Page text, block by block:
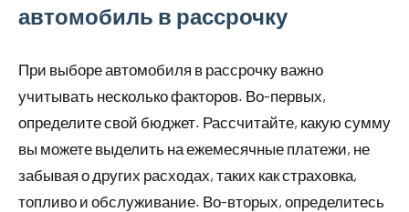
автомобиль в рассрочку
При выборе автомобиля в рассрочку важно
учитывать несколько факторов. Во-первых,
определите свой бюджет. Рассчитайте, какую сумму
вы можете выделить на ежемесячные платежи, не
забывая о других расходах, таких как страховка,
топливо и обслуживание. Во-вторых, определитесь